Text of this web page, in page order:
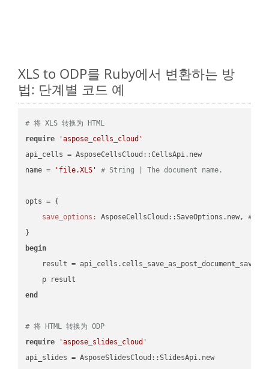
XLS to ODP를 Ruby에서 변환하는 방
법: 단계별 코드 예
# 将 XLS 转换为 HTML
require
'aspose_cells_cloud'
api_cells = AsposeCellsCloud::CellsApi.new
name =
'file.XLS' # String | The document name.
opts = {
save_options:
AsposeCellsCloud::SaveOptions.new, #
begin
result =
end
# 将 HTML 转换为 ODP
require
'aspose_slides_cloud'
api_slides = AsposeSlidesCloud::SlidesApi.new